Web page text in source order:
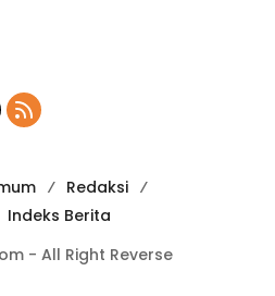
Redaksi
Indeks Berita
- All Right Reverse